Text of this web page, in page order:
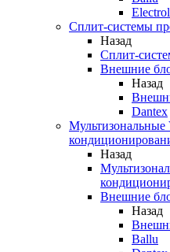
Сплит-системы
Назад
Сплит-
Внешние
Назад
Dantex
Назад
Внешние
Назад
Ballu